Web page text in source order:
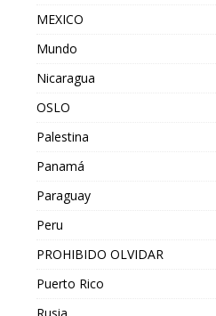
MEXICO
Mundo
Nicaragua
OSLO
Palestina
Panamá
Paraguay
Peru
PROHIBIDO OLVIDAR
Puerto Rico